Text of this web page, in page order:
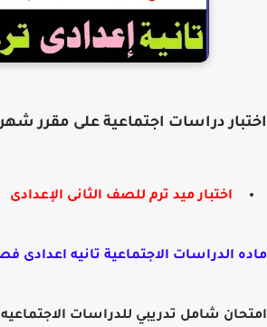
دراسات اجتماعية على مقرر شهر
اختبار ميد ترم للصف الثانى الإعدادى
الدراسات الاجتماعية تانيه اعدادى
شامل تدريبي للدراسات الاجتماعيه